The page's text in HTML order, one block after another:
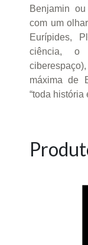
Benjamin
com um
Eurípides,
ciência, o
máxima de
“toda história